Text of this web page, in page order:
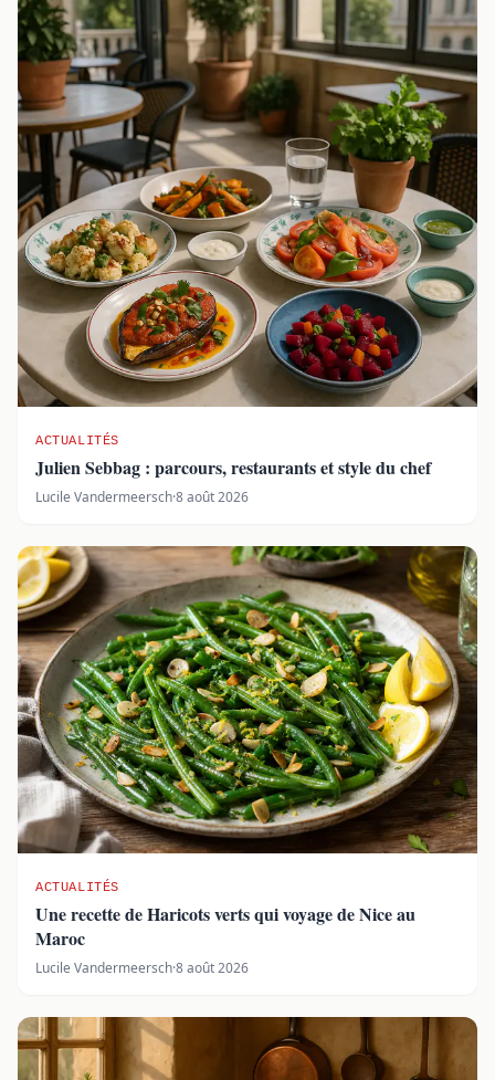
ACTUALITÉS
Julien Sebbag : parcours, restaurants et style du chef
Lucile Vandermeersch·8 août 2026
ACTUALITÉS
Une recette de Haricots verts qui voyage de Nice au
Maroc
Lucile Vandermeersch·8 août 2026